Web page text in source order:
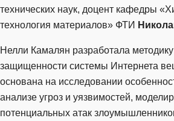
технических наук, доцент кафедры
технология материалов» ФТИ
Нелли Камалян разработала
защищенности системы Интернета
основана на исследовании
анализе угроз и уязвимостей,
потенциальных атак